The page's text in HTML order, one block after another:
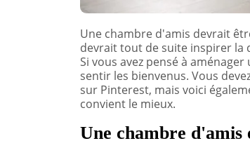
Une chambre d'amis devrait
devrait tout de suite inspirer la
Si vous avez pensé à
sentir les bienvenus. Vous
sur Pinterest, mais voici
convient le mieux.
Une chambre d'amis